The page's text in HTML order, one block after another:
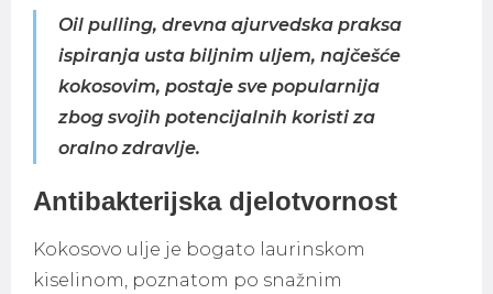
Oil pulling, drevna ajurvedska praksa
ispiranja usta biljnim uljem, najčešće
kokosovim, postaje sve popularnija
zbog svojih potencijalnih koristi za
oralno zdravlje.
Antibakterijska djelotvornost
Kokosovo ulje je bogato laurinskom
kiselinom, poznatom po snažnim